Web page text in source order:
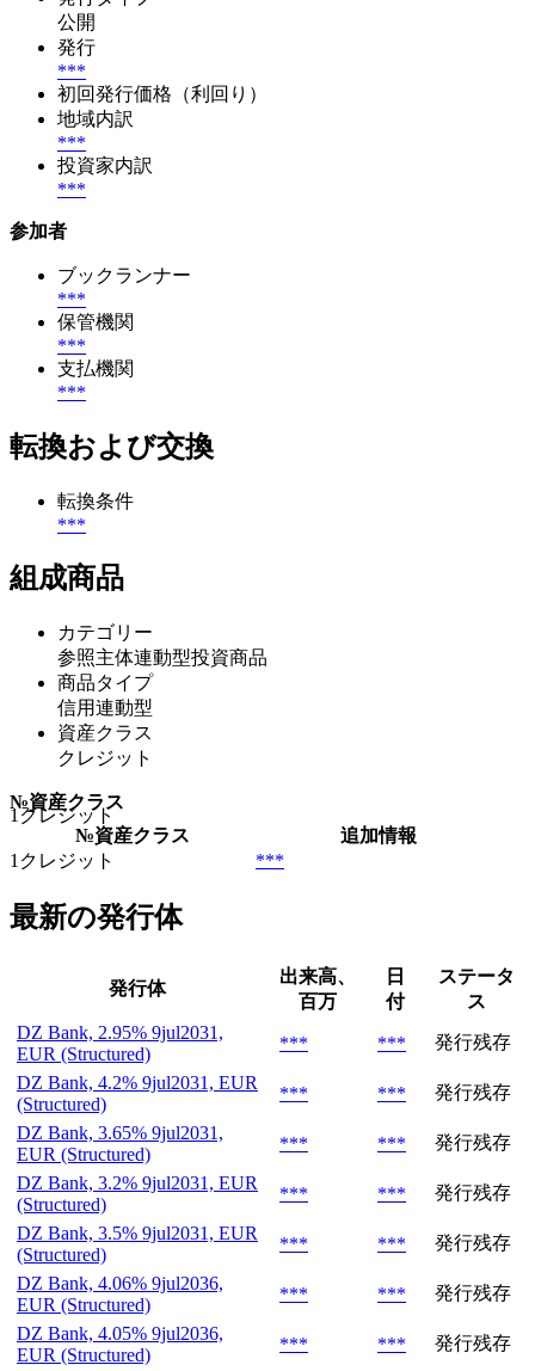
公開
発行
***
初回発行価格（利回り）
地域内訳
***
投資家内訳
***
参加者
ブックランナー
***
保管機関
***
支払機関
***
転換および交換
転換条件
***
組成商品
カテゴリー
参照主体連動型投資商品
商品タイプ
信用連動型
資産クラス
クレジット
№資産クラス
1クレジット
№資産クラス
追加情報
1 クレジット ***
最新の発行体
発行体
出来高、
百万
日
付
ステータ
ス
DZ Bank, 2.95% 9jul2031,
EUR (Structured)
*** ***
発行残存
DZ Bank, 4.2% 9jul2031, EUR
(Structured)
*** ***
発行残存
DZ Bank, 3.65% 9jul2031,
EUR (Structured)
*** ***
発行残存
DZ Bank, 3.2% 9jul2031, EUR
(Structured)
*** ***
発行残存
DZ Bank, 3.5% 9jul2031, EUR
(Structured)
*** ***
発行残存
DZ Bank, 4.06% 9jul2036,
EUR (Structured)
*** ***
発行残存
DZ Bank, 4.05% 9jul2036,
EUR (Structured)
*** *** 発行残存